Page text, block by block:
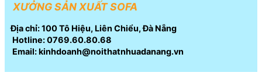
XƯỞNG SẢN XUẤT SOFA
Địa chỉ: 100 Tô Hiệu, Liên Chiểu, Đà Nẵng
Hotline: 0769.60.80.68
Email: kinhdoanh@noithatnhuadanang.vn